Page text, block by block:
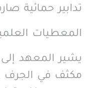
تدابير حمائية
المعطيات
يشير المعهد
مكثف في الجرف